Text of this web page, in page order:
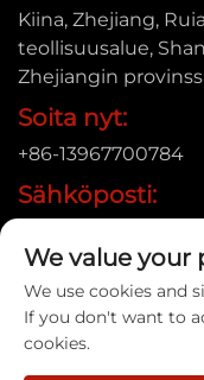
Kiina, Zhejiang,
teollisuusalue,
Zhejiangin
Soita nyt:
+86-13967700784
Sähköposti:
Copyright © 2025
We value your
We use cookies and
If you don't want to
cookies.